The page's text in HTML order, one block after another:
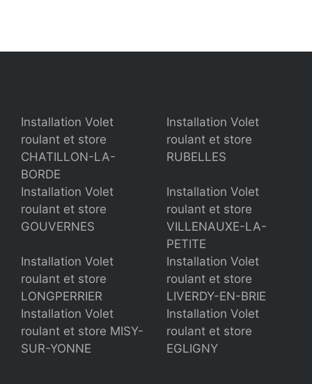
Installation Volet
roulant et store
CHATILLON-LA-
BORDE
Installation Volet
roulant et store
RUBELLES
Installation Volet
roulant et store
GOUVERNES
Installation Volet
roulant et store
VILLENAUXE-LA-
PETITE
Installation Volet
roulant et store
LONGPERRIER
Installation Volet
roulant et store
LIVERDY-EN-BRIE
Installation Volet
roulant et store MISY-
SUR-YONNE
Installation Volet
roulant et store
EGLIGNY